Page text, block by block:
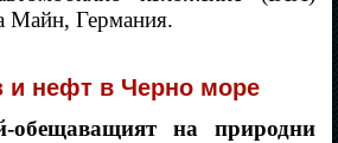
Майн, Германия.
и нефт в Черно море
обещаващият на природни